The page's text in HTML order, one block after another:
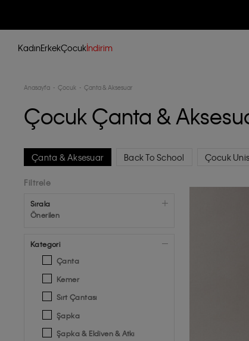
KadınErkekÇocukİndirim
Anasayfa Çocuk Çanta & Aksesuar
Çocuk Çanta &
Back To School
Çanta & Aksesuar Çocuk
Filtrele
Sırala
Önerilen
Kategori
Çanta
Kemer
Sırt Çantası
Şapka
Şapka & Eldiven & Atkı